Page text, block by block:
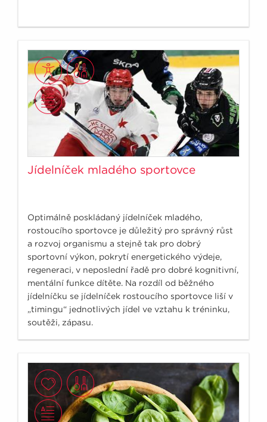
Jídelníček mladého sportovce
Optimálně poskládaný jídelníček mladého,
rostoucího sportovce je důležitý pro správný růst
a rozvoj organismu a stejně tak pro dobrý
sportovní výkon, pokrytí energetického výdeje,
regeneraci, v neposlední řadě pro dobré kognitivní,
mentální funkce dítěte. Na rozdíl od běžného
jídelníčku se jídelníček rostoucího sportovce liší v
„timingu“ jednotlivých jídel ve vztahu k tréninku,
soutěži, zápasu.